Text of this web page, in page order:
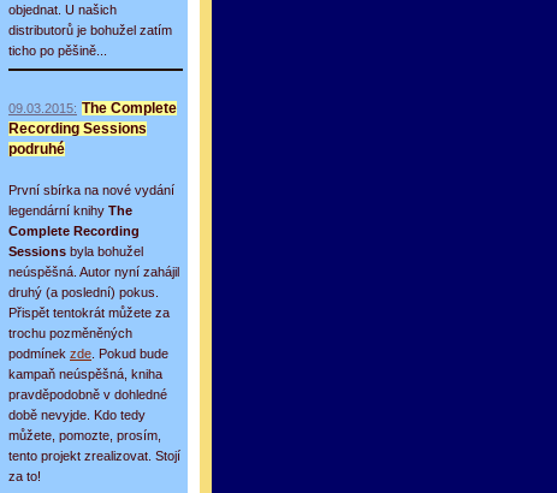
objednat. U našich
distributorů je bohužel zatím
ticho po pěšině...
09.03.2015: The Complete
Recording Sessions
podruhé
První sbírka na nové vydání
legendární knihy The
Complete Recording
Sessions byla bohužel
neúspěšná. Autor nyní zahájil
druhý (a poslední) pokus.
Přispět tentokrát můžete za
trochu pozměněných
podmínek zde . Pokud bude
kampaň neúspěšná, kniha
pravděpodobně v dohledné
době nevyjde. Kdo tedy
můžete, pomozte, prosím,
tento projekt zrealizovat. Stojí
za to!